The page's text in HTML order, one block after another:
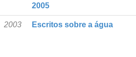
2005
2003 Escritos sobre a água